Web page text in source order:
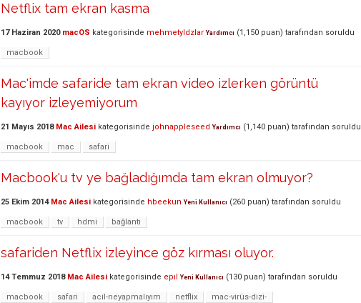
Netflix tam ekran kasma
17 Haziran 2020 macOS kategorisinde mehmetyldzlar Yardımcı (1,150 puan) tarafından soruldu
macbook
Mac'imde safaride tam ekran video izlerken görüntü
kayıyor izleyemiyorum
21 Mayıs 2018 Mac Ailesi kategorisinde johnappleseed Yardımcı (1,140 puan) tarafından soruldu
macbook mac safari
Macbook'u tv ye bağladığımda tam ekran olmuyor?
25 Ekim 2014 Mac Ailesi kategorisinde hbeekun Yeni Kullanıcı (260 puan) tarafından soruldu
macbook tv hdmi bağlantı
safariden Netflix izleyince göz kırması oluyor.
14 Temmuz 2018 Mac Ailesi kategorisinde epıl Yeni Kullanıcı (130 puan) tarafından soruldu
macbook safari acil-neyapmalıyım netflix mac-virüs-dizi-